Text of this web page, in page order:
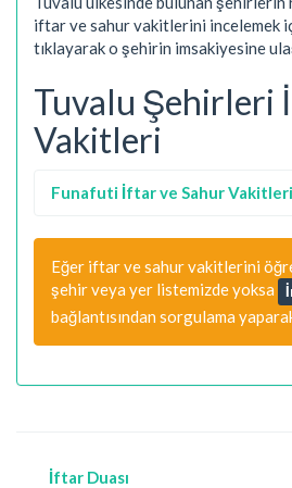
iftar ve sahur vakitlerini incelemek
tıklayarak o şehirin imsakiyesine
Tuvalu Şehirleri
Vakitleri
Funafuti İftar ve Sahur Vakitleri
Eğer iftar ve sahur vakitlerini
şehir veya yer listemizde yoksa
bağlantısından sorgulama
İftar Duası